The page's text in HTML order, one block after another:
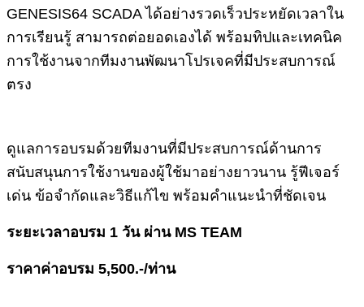
GENESIS64 SCADA ได้อย่างรวดเร็วประหยัดเวลาใน
การเรียนรู้ สามารถต่อยอดเองได้ พร้อมทิปและเทคนิค
การใช้งานจากทีมงานพัฒนาโปรเจคที่มีประสบการณ์
ตรง
ดูแลการอบรมด้วยทีมงานที่มีประสบการณ์ด้านการ
สนับสนุนการใช้งานของผู้ใช้มาอย่างยาวนาน รู้ฟีเจอร์
เด่น ข้อจำกัดและวิธีแก้ไข พร้อมคำแนะนำที่ชัดเจน
ระยะเวลาอบรม 1 วัน ผ่าน MS TEAM
ราคาค่าอบรม 5,500.-/ท่าน